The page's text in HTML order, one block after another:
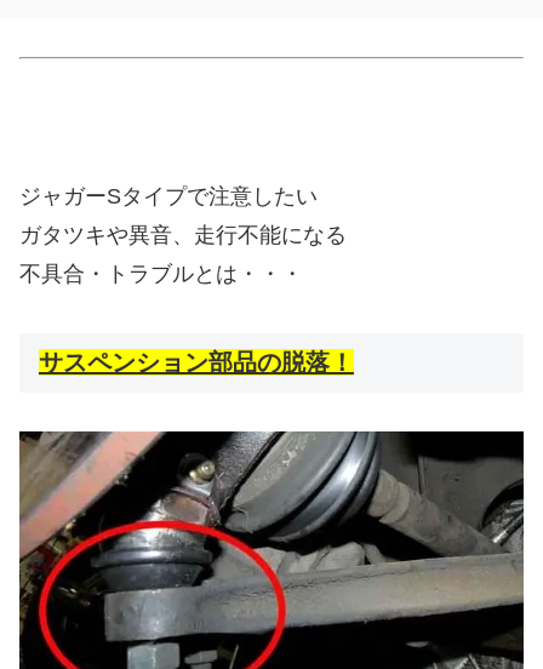
ジャガーSタイプで注意したい
ガタツキや異音、走行不能になる
不具合・トラブルとは・・・
サスペンション部品の脱落！